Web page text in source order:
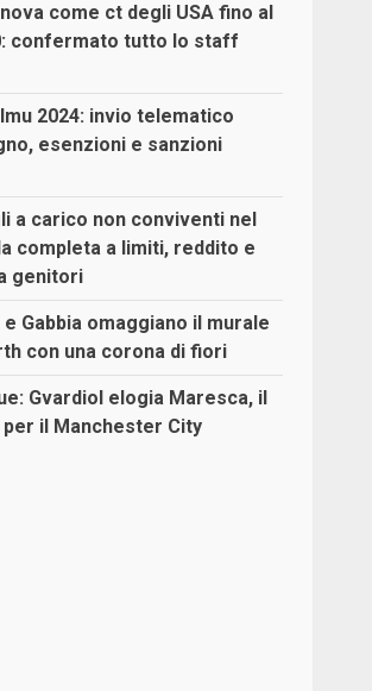
come ct degli USA fino al
confermato tutto lo staff
2024: invio telematico
esenzioni e sanzioni
a carico non conviventi nel
completa a limiti, reddito e
genitori
Gabbia omaggiano il murale
con una corona di fiori
Gvardiol elogia Maresca, il
il Manchester City